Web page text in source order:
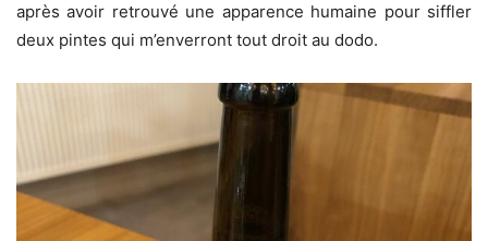
après avoir retrouvé une apparence humaine pour siffler
deux pintes qui m’enverront tout droit au dodo.